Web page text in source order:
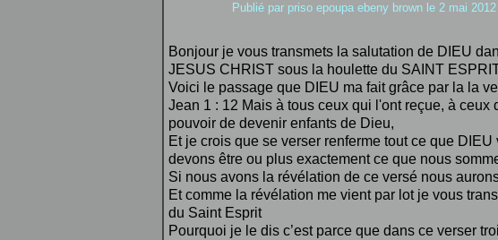
Publié par priso epoupa ebeny brown le 2 mai
Bonjour je vous transmets la salutation de DIEU
JESUS CHRIST sous la houlette du SAINT
Voici le passage que DIEU ma fait grâce par la la
Jean 1 : 12 Mais à tous ceux qui l'ont reçue, à
pouvoir de devenir enfants de Dieu,
Et je crois que se verser renferme tout ce que
devons être ou plus exactement ce que nous
Si nous avons la révélation de ce versé nous
Et comme la révélation me vient par lot je vous
du Saint Esprit
Pourquoi je le dis c’est parce que dans ce verser